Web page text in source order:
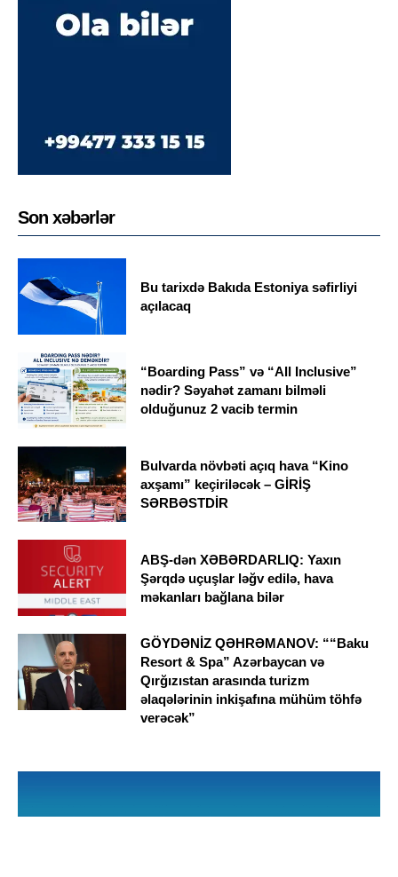
Son xəbərlər
Bu tarixdə Bakıda Estoniya səfirliyi
açılacaq
“Boarding Pass” və “All Inclusive”
nədir? Səyahət zamanı bilməli
olduğunuz 2 vacib termin
Bulvarda növbəti açıq hava “Kino
axşamı” keçiriləcək – GİRİŞ
SƏRBƏSTDİR
ABŞ-dən XƏBƏRDARLIQ: Yaxın
Şərqdə uçuşlar ləğv edilə, hava
məkanları bağlana bilər
GÖYDƏNİZ QƏHRƏMANOV: ““Baku
Resort & Spa” Azərbaycan və
Qırğızıstan arasında turizm
əlaqələrinin inkişafına mühüm töhfə
verəcək”